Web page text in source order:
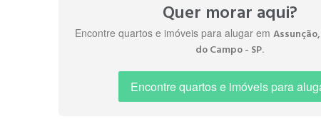
" bairro tranquilo "
Adrielle B.
Quer morar aqui?
Encontre quartos e imóveis para alugar em
do Campo - SP.
Encontre quartos e imóveis para